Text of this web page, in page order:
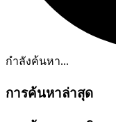
กำลังค้นหา...
การค้นหาล่าสุด